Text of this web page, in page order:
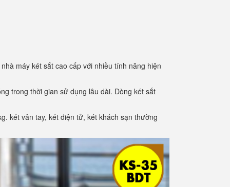
máy két sắt cao cấp với nhiều tính năng hiện
trong thời gian sử dụng lâu dài. Dòng két sắt
két vân tay, két điện tử, két khách sạn thường